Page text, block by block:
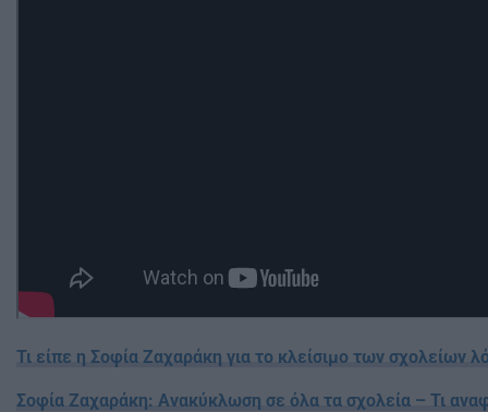
Τι είπε η Σοφία Ζαχαράκη για το κλείσιμο των σχολείων
Σοφία Ζαχαράκη: Ανακύκλωση σε όλα τα σχολεία – Τι